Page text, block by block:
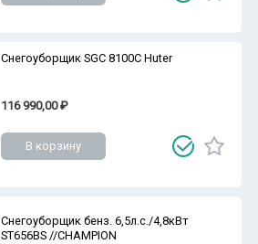
Снегоуборщик SGC 8100C Huter
116 990,00 ₽
В корзину
Снегоуборщик бенз. 6,5л.с./4,8кВт
ST656BS //CHAMPION